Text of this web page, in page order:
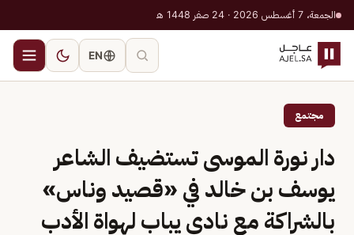
الجمعة، 7 أغسطس 2026 · 24 صفر 1448 هـ
EN
مجتمع
دار نورة الموسى تستضيف الشاعر
يوسف بن خالد في «قصيد وناس»
بالشراكة مع نادي يباب لهواة الأدب